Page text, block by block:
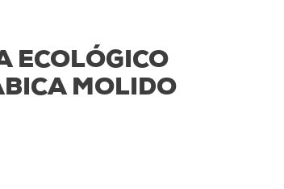
ECOLÓGICO
MOLIDO